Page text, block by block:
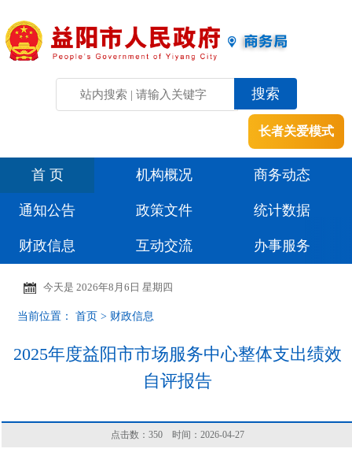
长者关爱模式
首 页 机构概况 商务动态
通知公告 政策文件 统计数据
财政信息 互动交流 办事服务
今天是 2026年8月6日 星期四
当前位置： 首页 > 财政信息
2025年度益阳市市场服务中心整体支出绩效
自评报告
点击数： 350 时间：2026-04-27